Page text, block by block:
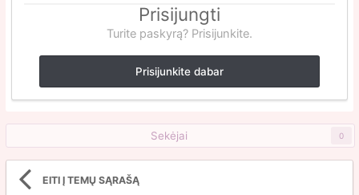
Prisijungti
Turite paskyrą? Prisijunkite.
Prisijunkite dabar
Sekėjai 0
EITI Į TEMŲ SĄRAŠĄ